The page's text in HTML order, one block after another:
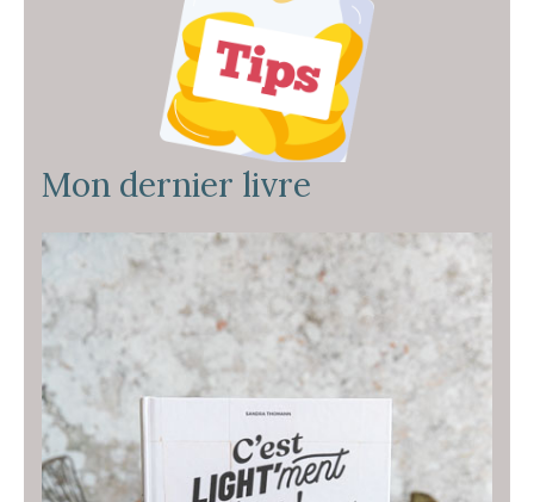
Mon dernier livre